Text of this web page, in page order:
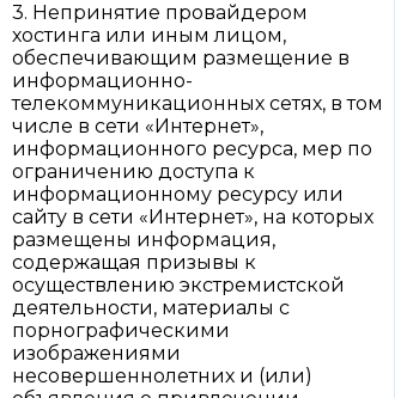
3. Непринятие провайдером
хостинга или иным лицом,
обеспечивающим размещение в
информационно-
телекоммуникационных сетях, в том
числе в сети «Интернет»,
информационного ресурса, мер по
ограничению доступа к
информационному ресурсу или
сайту в сети «Интернет», на которых
размещены информация,
содержащая призывы к
осуществлению экстремистской
деятельности, материалы с
порнографическими
изображениями
несовершеннолетних и (или)